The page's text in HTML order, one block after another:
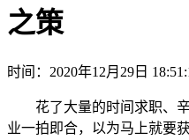
之策
时间：2020年12月29日
花了大量的时间求职、辛
业一拍即合，以为马上就要